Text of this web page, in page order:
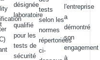
désignée
laboratoire
qualifié
pour les
tests de
sécurité
tests
selon les
normes
répertoriées
ci-
l'entreprise
a
démontré
son
engagement
à